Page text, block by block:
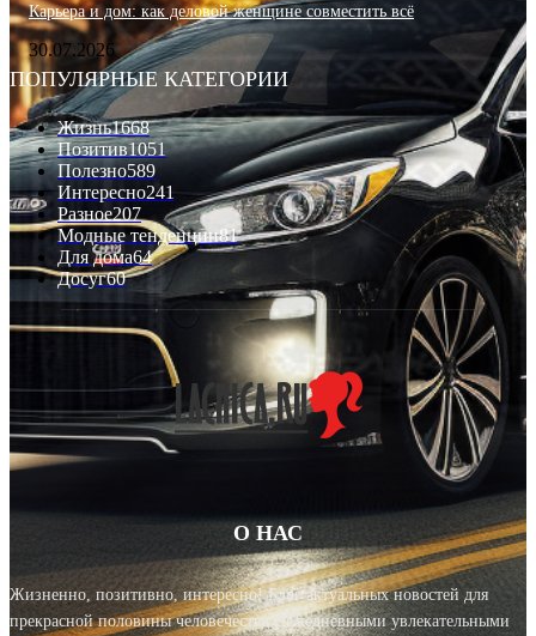
Карьера и дом: как деловой женщине совместить всё
30.07.2026
ПОПУЛЯРНЫЕ КАТЕГОРИИ
Жизнь1668
Позитив1051
Полезно589
Интересно241
Разное207
Модные тенденции81
Для дома64
Досуг60
О НАС
Жизненно, позитивно, интересно! Блог актуальных новостей для
прекрасной половины человечества с ежедневными увлекательными